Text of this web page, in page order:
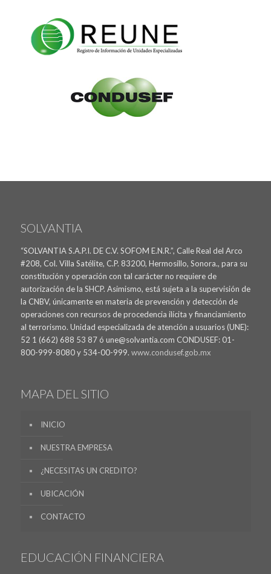
SOLVANTIA
“SOLVANTIA S.A.P.I. DE C.V. SOFOM E.N.R.”, Calle Real del Arco
#208, Col. Villa Satélite, C.P. 83200, Hermosillo, Sonora., para su
constitución y operación con tal carácter no requiere de
autorización de la SHCP. Asimismo, está sujeta a la supervisión de
la CNBV, únicamente en materia de prevención y detección de
operaciones con recursos de procedencia ilícita y financiamiento
al terrorismo. Unidad especializada de atención a usuarios (UNE):
52 1 (662) 688 53 87 ó une@solvantia.com CONDUSEF: 01-
800-999-8080 y 534-00-999. www.condusef.gob.mx
MAPA DEL SITIO
INICIO
NUESTRA EMPRESA
¿NECESITAS UN CREDITO?
UBICACIÓN
CONTACTO
EDUCACIÓN FINANCIERA